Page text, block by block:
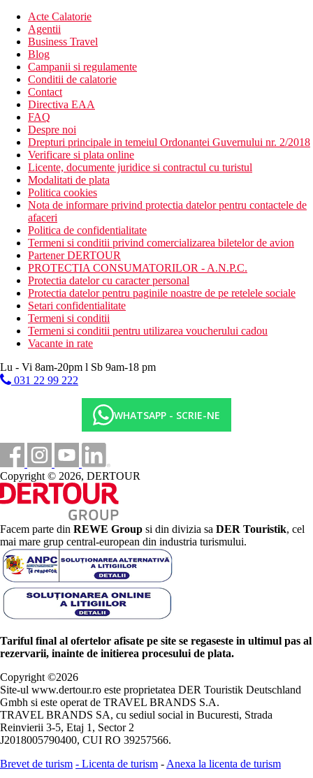
Acte Calatorie
Agentii
Business Travel
Blog
Campanii si regulamente
Conditii de calatorie
Contact
Directiva EAA
FAQ
Despre noi
Drepturi principale in temeiul Ordonantei Guvernului nr. 2/2018
Verificare si plata online
Licente, documente juridice si contractul cu turistul
Modalitati de plata
Politica cookies
Nota de informare privind protectia datelor pentru contactele de
afaceri
Politica de confidentialitate
Termeni si conditii privind comercializarea biletelor de avion
Partener DERTOUR
PROTECTIA CONSUMATORILOR - A.N.P.C.
Protectia datelor cu caracter personal
Protectia datelor pentru paginile noastre de pe retelele sociale
Setari confidentialitate
Termeni si conditii
Termeni si conditii pentru utilizarea voucherului cadou
Vacante in rate
Lu - Vi 8am-20pm l Sb 9am-18 pm
031 22 99 222
WHATSAPP - SCRIE-NE
Copyright © 2026, DERTOUR
Facem parte din REWE Group si din divizia sa DER Touristik, cel
mai mare grup central-european din industria turismului.
Tariful final al ofertelor afisate pe site se regaseste in ultimul pas al
rezervarii, inainte de initierea procesului de plata.
Copyright ©2026
Site-ul www.dertour.ro este proprietatea DER Touristik Deutschland
Gmbh si este operat de TRAVEL BRANDS S.A.
TRAVEL BRANDS SA, cu sediul social in Bucuresti, Strada
Reinvierii 3-5, Etaj 1, Sector 2
J2018005790400, CUI RO 39257566.
Brevet de turism - Licenta de turism -Anexa la licenta de turism